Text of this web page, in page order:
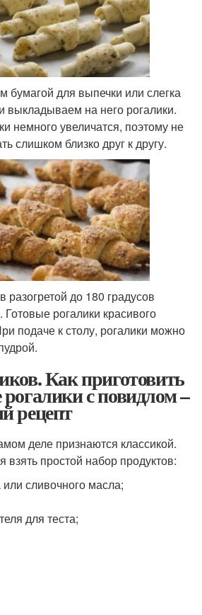
бумагой для выпечки или слегка
на него рогалики.
немного увеличатся, поэтому не
слишком близко друг к другу.
разогретой до 180 градусов
рогалики красивого
подаче к столу, рогалики можно
Как приготовить
рогалики с повидлом –
рецепт
деле признаются классикой.
взять простой набор продуктов:
сливочного масла;
для теста;